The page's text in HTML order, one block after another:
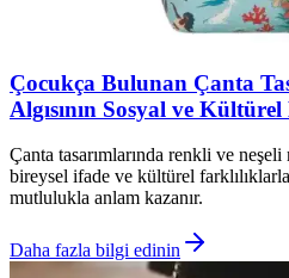
Çocukça Bulunan Çanta
Algısının Sosyal ve
Çanta tasarımlarında renkli ve
bireysel ifade ve kültürel
mutlulukla anlam kazanır.
Daha fazla bilgi edinin